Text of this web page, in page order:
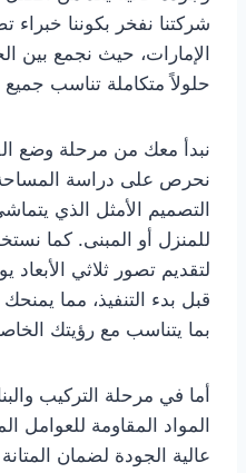
شركتنا نفخر بكوننا
الإمارات، حيث نجمع بين
حلولاً متكاملة تناسب جميع
نبدأ معك من مرحلة وضع
نحرص على دراسة المساحة
التصميم الأمثل الذي
للمنزل أو المبنى. كما
لتقديم تصور ثلاثي
قبل بدء التنفيذ، مما
بما يتناسب مع رؤيتك
أما في مرحلة التركيب
المواد المقاومة للعوامل
عالية الجودة لضمان